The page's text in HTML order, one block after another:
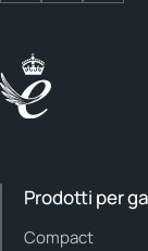
Prodotti per
Compact